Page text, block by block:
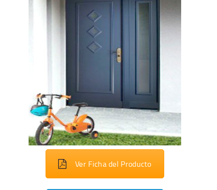
Ver Ficha del Producto